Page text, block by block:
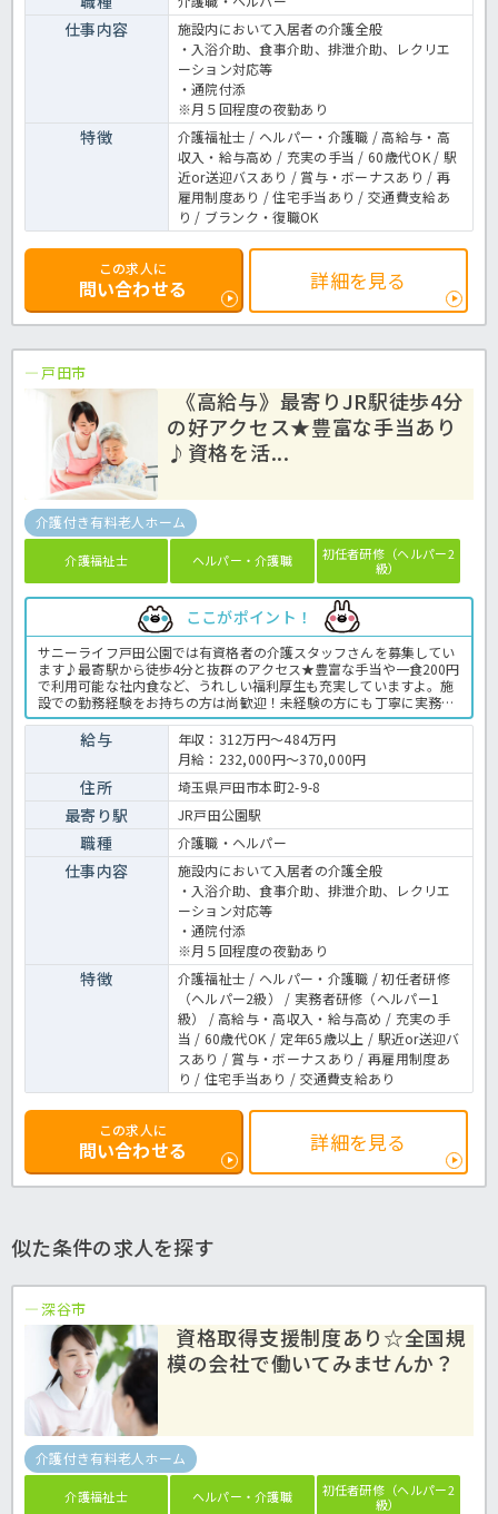
仕事内容
施設内において入居者の介護全般
・入浴介助、食事介助、排泄介助、レクリエ
ーション対応等
・通院付添
※月５回程度の夜勤あり
特徴
介護福祉士 / ヘルパー・介護職 / 高給与・高
収入・給与高め / 充実の手当 / 60歳代OK / 駅
近or送迎バスあり / 賞与・ボーナスあり / 再
雇用制度あり / 住宅手当あり / 交通費支給あ
り / ブランク・復職OK
この求人に
問い合わせる 詳細を見る
戸田市
《高給与》最寄りJR駅徒歩4分
の好アクセス★豊富な手当あり
♪資格を活...
介護付き有料老人ホーム
介護福祉士 ヘルパー・介護職
初任者研修（ヘルパー2
級）
ここがポイント！
サニーライフ戸田公園では有資格者の介護スタッフさんを募集してい
ます♪最寄駅から徒歩4分と抜群のアクセス★豊富な手当や一食200円
で利用可能な社内食など、うれしい福利厚生も充実していますよ。施
設での勤務経験をお持ちの方は尚歓迎！未経験の方にも丁寧に実務指
導いたしますので安心してご応募くださいね。ご興味のある方はお気
軽にほっ介護までお問合せ下さい♪有料老人ホームでの介護業務全般
です。＜介護職 正職員 有料老人ホームの求人＞
給与
年収：312万円～484万円
月給：232,000円～370,000円
住所 埼玉県戸田市本町2-9-8
最寄り駅 JR戸田公園駅
職種 介護職・ヘルパー
仕事内容
施設内において入居者の介護全般
・入浴介助、食事介助、排泄介助、レクリエ
ーション対応等
・通院付添
※月５回程度の夜勤あり
特徴
介護福祉士 / ヘルパー・介護職 / 初任者研修
（ヘルパー2級） / 実務者研修（ヘルパー1
級） / 高給与・高収入・給与高め / 充実の手
当 / 60歳代OK / 定年65歳以上 / 駅近or送迎バ
スあり / 賞与・ボーナスあり / 再雇用制度あ
り / 住宅手当あり / 交通費支給あり
この求人に
問い合わせる 詳細を見る
似た条件の求人を探す
深谷市
資格取得支援制度あり☆全国規
模の会社で働いてみませんか？
介護付き有料老人ホーム
介護福祉士 ヘルパー・介護職
初任者研修（ヘルパー2
級）